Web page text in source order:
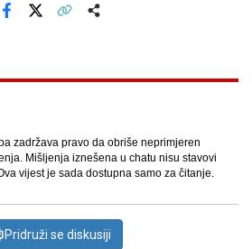
zadržava pravo da obriše neprimjeren
Mišljenja iznešena u chatu nisu stavovi
vijest je sada dostupna samo za čitanje.
Pridruži se diskusiji